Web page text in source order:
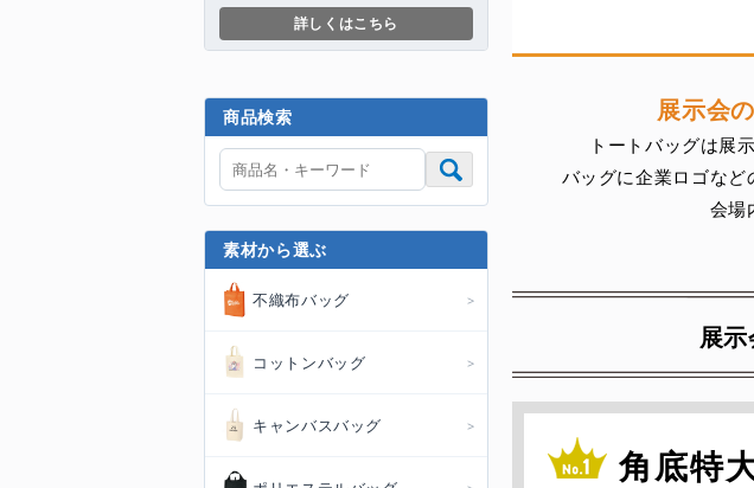
展示会
トートバッグは展
バッグに企業ロゴな
会場
展
角底特
詳しくはこちら
商品検索
素材から選ぶ
不織布バッグ
コットンバッグ
キャンバスバッグ